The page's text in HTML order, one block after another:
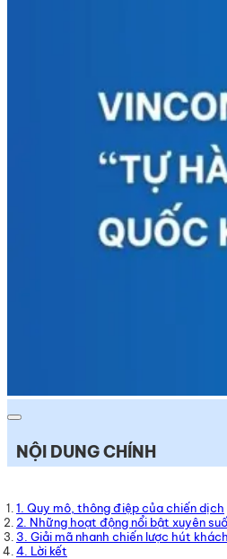
NỘI DUNG CHÍNH
1. Quy mô, thông điệp của chiến dịch
2. Những hoạt động nổi bật xuyên
3. Giải mã nhanh chiến lược hút
4. Lời kết